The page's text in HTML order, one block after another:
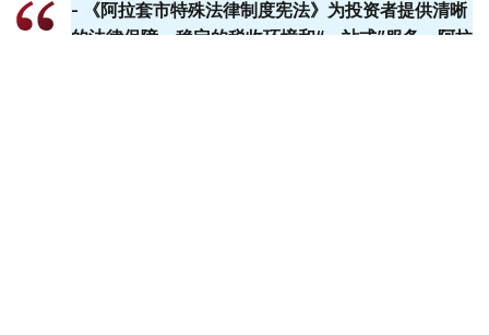
- 《阿拉套市特殊法律制度宪法》为投资者提供清晰
的法律保障、稳定的税收环境和“一站式”服务。阿拉